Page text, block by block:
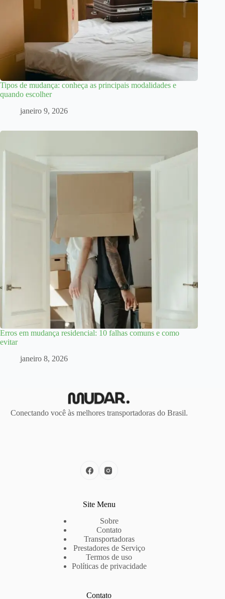
Tipos de mudança: conheça as principais modalidades e
quando escolher
janeiro 9, 2026
Erros em mudança residencial: 10 falhas comuns e como
evitar
janeiro 8, 2026
Conectando você às melhores transportadoras do Brasil.
Site Menu
Sobre
Contato
Transportadoras
Prestadores de Serviço
Termos de uso
Políticas de privacidade
Contato